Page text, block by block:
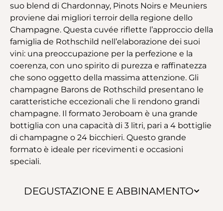
DEGUSTAZIONE E ABBINAMENTO
suo blend di Chardonnay, Pinots Noirs e Meuniers
proviene dai migliori terroir della regione dello
Champagne. Questa cuvée riflette l’approccio della
famiglia de Rothschild nell’elaborazione dei suoi
vini: una preoccupazione per la perfezione e la
coerenza, con uno spirito di purezza e raffinatezza
che sono oggetto della massima attenzione. Gli
champagne Barons de Rothschild presentano le
caratteristiche eccezionali che li rendono grandi
champagne. Il formato Jeroboam è una grande
bottiglia con una capacità di 3 litri, pari a 4 bottiglie
di champagne o 24 bicchieri. Questo grande
formato è ideale per ricevimenti e occasioni
speciali.